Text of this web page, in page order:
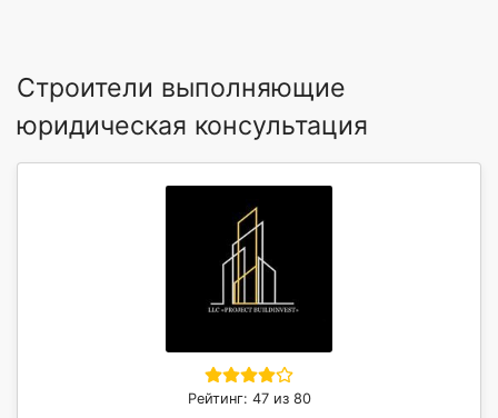
Строители выполняющие
юридическая консультация
Рейтинг: 47 из 80